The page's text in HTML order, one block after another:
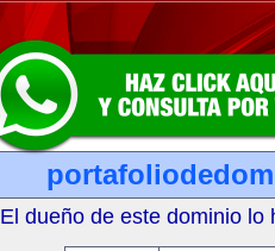
El dueño de este dominio lo